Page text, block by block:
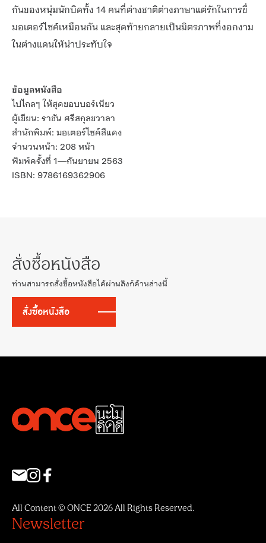
กันของหนุ่มนักบิดทั้ง 14 คนที่ต่างชาติต่างภาษาแต่รักในการขี่
มอเตอร์ไซค์เหมือนกัน และสุดท้ายกลายเป็นมิตรภาพที่งอกงาม
ในต่างแดนให้น่าประทับใจ
ข้อมูลหนังสือ
ไปไกลๆ ให้สุดขอบบอร์เนียว
ผู้เขียน: ราชัน ศรีสกุลชวาลา
สำนักพิมพ์: มอเตอร์ไซค์สีแดง
จำนวนหน้า: 208 หน้า
พิมพ์ครั้งที่ 1—กันยายน 2563
ISBN: 9786169362906
สั่งซื้อหนังสือ
ท่านสามารถสั่งซื้อหนังสือได้ผ่านลิงก์ด้านล่างนี้
สั่งซื้อหนังสือ
All Content © ONCE 2026 All Rights Reserved.
Newsletter